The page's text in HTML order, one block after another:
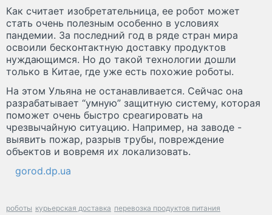
Как считает изобретательница, ее робот может
стать очень полезным особенно в условиях
пандемии. За последний год в ряде стран мира
освоили бесконтактную доставку продуктов
нуждающимся. Но до такой технологии дошли
только в Китае, где уже есть похожие роботы.
На этом Ульяна не останавливается. Сейчас она
разрабатывает “умную” защитную систему, которая
поможет очень быстро среагировать на
чрезвычайную ситуацию. Например, на заводе -
выявить пожар, разрыв трубы, повреждение
объектов и вовремя их локализовать.
gorod.dp.ua
роботы курьерская доставка перевозка продуктов питания